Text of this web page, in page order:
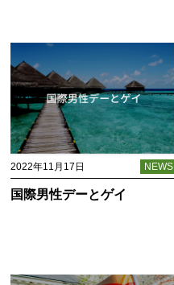
2022年11月17日 NEWS
国際男性デーとゲイ